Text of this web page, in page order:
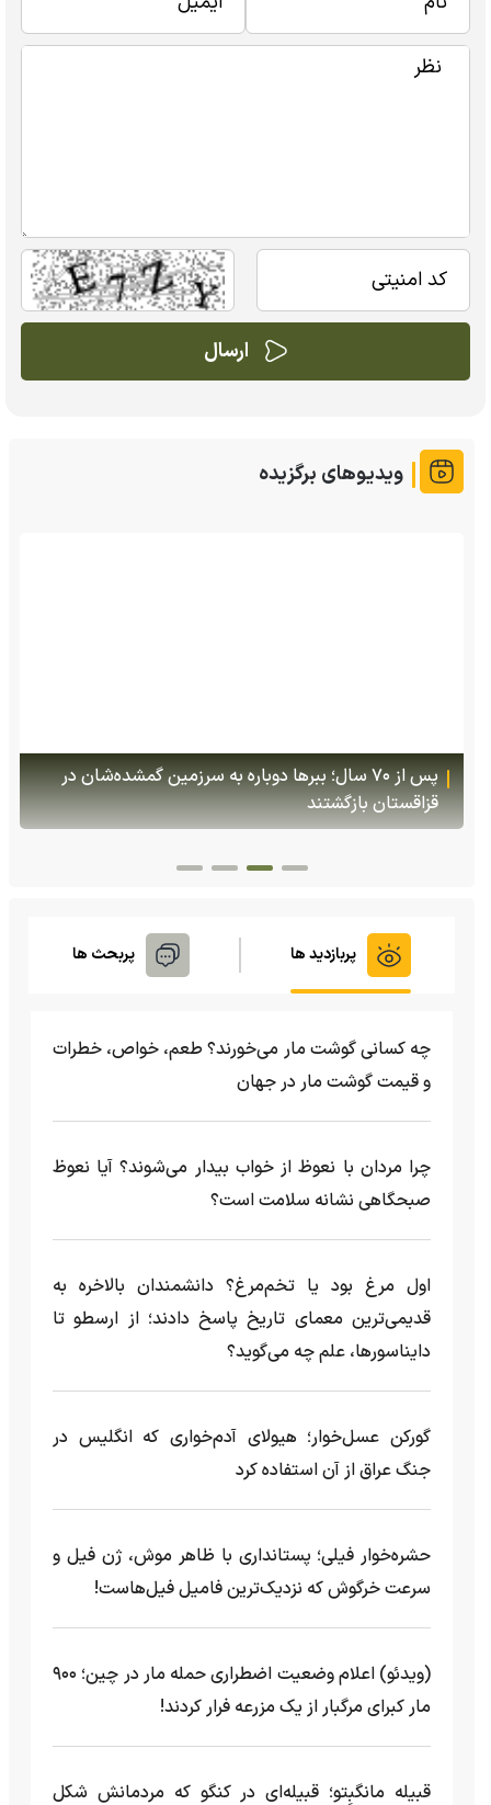
ویدیوهای برگزیده
(ویدئو +16) تصاویری هولناک از یک سگ با فَک کاملا
شکسته؛ ادامه زندگی سگ فقط با یک فک
پربازدید ها پربحث ها
چه کسانی گوشت مار می‌خورند؟ طعم، خواص، خطرات
و قیمت گوشت مار در جهان
چرا مردان با نعوظ از خواب بیدار می‌شوند؟ آیا نعوظ
صبحگاهی نشانه سلامت است؟
اول مرغ بود یا تخم‌مرغ؟ دانشمندان بالاخره به
قدیمی‌ترین معمای تاریخ پاسخ دادند؛ از ارسطو تا
دایناسورها، علم چه می‌گوید؟
گورکن عسل‌خوار؛ هیولای آدم‌خواری که انگلیس در
جنگ عراق از آن استفاده کرد
حشره‌خوار فیلی؛ پستانداری با ظاهر موش، ژن فیل و
سرعت خرگوش که نزدیک‌ترین فامیل فیل‌هاست!
(ویدئو) اعلام وضعیت اضطراری حمله مار‌ در چین؛ ۹۰۰
مار کبرای مرگبار از یک مزرعه‌ فرار کردند!
قبیله مانگبِتو؛ قبیله‌ای در کنگو که مردمانش شکل